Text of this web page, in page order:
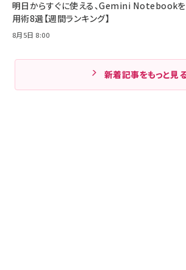
明日からすぐに使える、Gemini Notebook
用術8選【週間ランキング】
8月5日 8:00
新着記事をもっと見